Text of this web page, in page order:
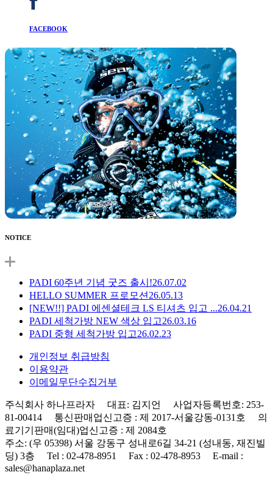
FACEBOOK
NOTICE
PADI 60주년 기념 굿즈 출시!26.07.02
HELLO SUMMER 프로모션 26.05.13
[NEW!!] PADI 에센셜테크 LS 티셔츠 입고 ...26.04.21
PADI 세척가방 NEW 색상 입고26.03.16
PADI 중형 세척가방 입고26.02.23
개인정보 취급방침
이용약관
이메일무단수집거부
주식회사 하나프라자 대표: 김지언 사업자등록번호: 253-
81-00414 통신판매업신고증 : 제 2017-서울강동-0131호 의
료기기판매(임대)업신고증 : 제 2084호
주소: (우 05398) 서울 강동구 성내로6길 34-21 (성내동, 재진빌
딩) 3층 Tel : 02-478-8951 Fax : 02-478-8953 E-mail :
sales@hanaplaza.net